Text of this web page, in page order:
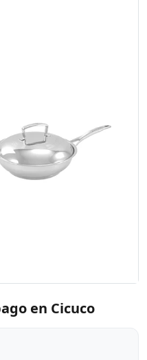
en Cicuco